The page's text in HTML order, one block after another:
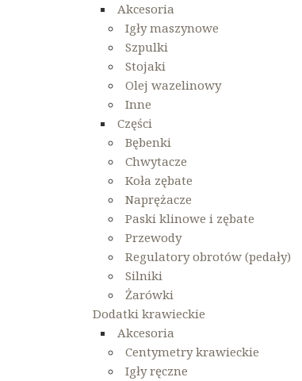
Akcesoria
Igły maszynowe
Szpulki
Stojaki
Olej wazelinowy
Inne
Części
Bębenki
Chwytacze
Koła zębate
Naprężacze
Paski klinowe i zębate
Przewody
Regulatory obrotów (pedały)
Silniki
Żarówki
Dodatki krawieckie
Akcesoria
Centymetry krawieckie
Igły ręczne